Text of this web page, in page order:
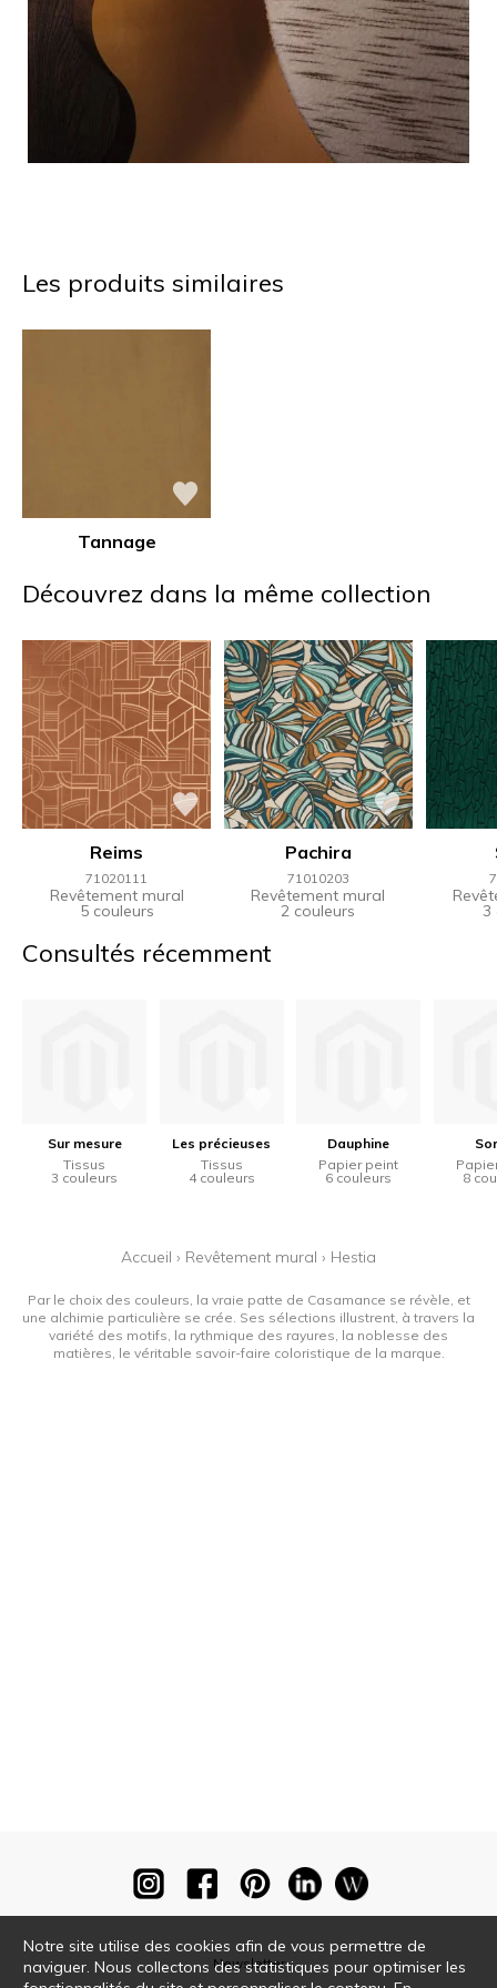
Les produits similaires
Tannage
Découvrez dans la même collection
Reims
71020111
Revêtement mural
5 couleurs
Pachira
71010203
Revêtement mural
2 couleurs 3
Consultés récemment
Sur mesure
Tissus
3 couleurs
Les précieuses
Tissus
4 couleurs
Dauphine
Papier peint
6 couleurs
8
Accueil › Revêtement mural › Hestia
Par le choix des couleurs, la vraie patte de Casamance se révèle, et
une alchimie particulière se crée. Ses sélections illustrent, à travers la
variété des motifs, la rythmique des rayures, la noblesse des
matières, le véritable savoir-faire coloristique de la marque.
Newsletter
Notre site utilise des cookies afin de vous permettre de
naviguer. Nous collectons des statistiques pour optimiser les